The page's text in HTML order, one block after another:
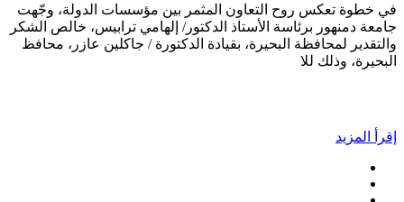
في خطوة تعكس روح التعاون المثمر بين مؤسسات الدولة، وجّهت
جامعة دمنهور برئاسة الأستاذ الدكتور/ إلهامي ترابيس، خالص الشكر
والتقدير لمحافظة البحيرة، بقيادة الدكتورة / جاكلين عازر، محافظ
البحيرة، وذلك للا
إقرأ المزيد